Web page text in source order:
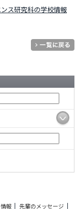
ス研究科の学校情報
報
先輩のメッセージ